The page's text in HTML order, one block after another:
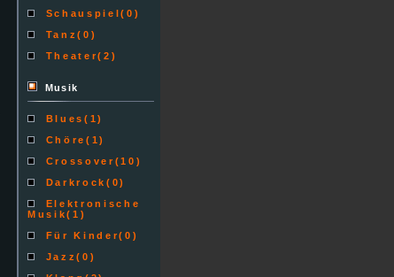
Schauspiel(0)
Tanz(0)
Theater(2)
Musik
Blues(1)
Chöre(1)
Crossover (10)
Darkrock (0)
Elektronische
Musik(1)
Für Kinder(0)
Jazz(0)